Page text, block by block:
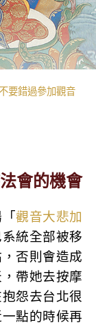
要錯過參加觀音
會的機會
「觀音大悲加
統全部被移
否則會造成
帶她去按摩
怨去台北很
點的時候再